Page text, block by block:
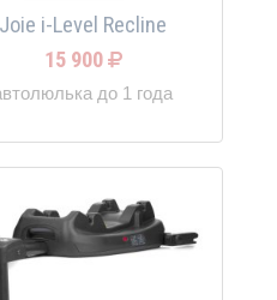
Joie i-Level Recline
15 900
до 1 года